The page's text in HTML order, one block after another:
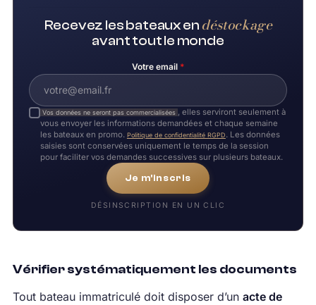
Recevez les bateaux en déstockage
avant tout le monde
Votre email *
Vos données ne seront pas commercialisées , elles serviront seulement à
vous envoyer les informations demandées et chaque semaine
les bateaux en promo. Politique de confidentialité RGPD. Les données
saisies sont conservées uniquement le temps de la session
pour faciliter vos demandes successives sur plusieurs bateaux.
Je m'inscris
DÉSINSCRIPTION EN UN CLIC
Vérifier systématiquement les documents
Tout bateau immatriculé doit disposer d’un acte de